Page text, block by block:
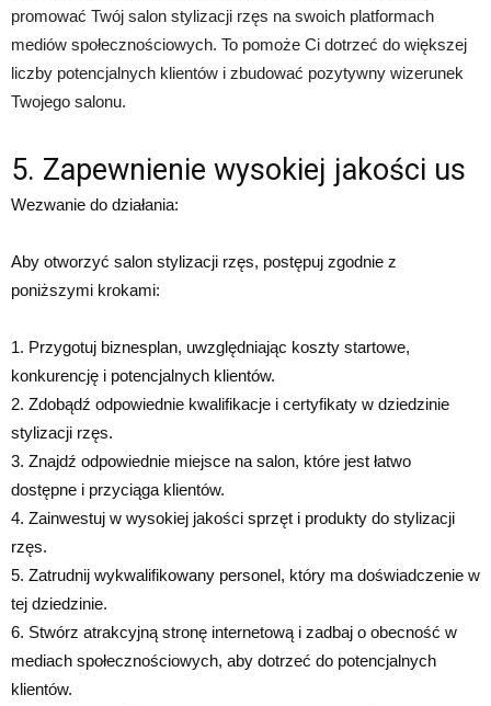
promować Twój salon stylizacji rzęs na swoich platformach
mediów społecznościowych. To pomoże Ci dotrzeć do większej
liczby potencjalnych klientów i zbudować pozytywny wizerunek
Twojego salonu.
5. Zapewnienie wysokiej jakości us
Wezwanie do działania:
Aby otworzyć salon stylizacji rzęs, postępuj zgodnie z
poniższymi krokami:
1. Przygotuj biznesplan, uwzględniając koszty startowe,
konkurencję i potencjalnych klientów.
2. Zdobądź odpowiednie kwalifikacje i certyfikaty w dziedzinie
stylizacji rzęs.
3. Znajdź odpowiednie miejsce na salon, które jest łatwo
dostępne i przyciąga klientów.
4. Zainwestuj w wysokiej jakości sprzęt i produkty do stylizacji
rzęs.
5. Zatrudnij wykwalifikowany personel, który ma doświadczenie w
tej dziedzinie.
6. Stwórz atrakcyjną stronę internetową i zadbaj o obecność w
mediach społecznościowych, aby dotrzeć do potencjalnych
klientów.